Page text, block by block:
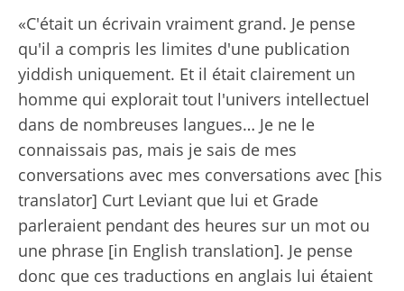
«C'était un écrivain vraiment grand. Je pense
qu'il a compris les limites d'une publication
yiddish uniquement. Et il était clairement un
homme qui explorait tout l'univers intellectuel
dans de nombreuses langues… Je ne le
connaissais pas, mais je sais de mes
conversations avec mes conversations avec [his
translator] Curt Leviant que lui et Grade
parleraient pendant des heures sur un mot ou
une phrase [in English translation]. Je pense
donc que ces traductions en anglais lui étaient